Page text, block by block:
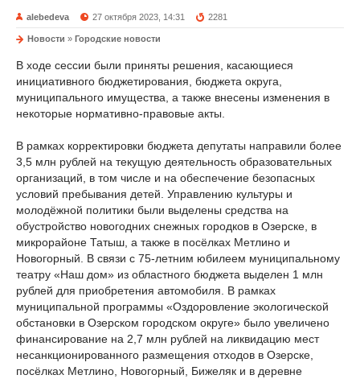
alebedeva 27 октября 2023, 14:31 2281
Новости » Городские новости
В ходе сессии были приняты решения, касающиеся
инициативного бюджетирования, бюджета округа,
муниципального имущества, а также внесены изменения в
некоторые нормативно-правовые акты.
В рамках корректировки бюджета депутаты направили более
3,5 млн рублей на текущую деятельность образовательных
организаций, в том числе и на обеспечение безопасных
условий пребывания детей. Управлению культуры и
молодёжной политики были выделены средства на
обустройство новогодних снежных городков в Озерске, в
микрорайоне Татыш, а также в посёлках Метлино и
Новогорный. В связи с 75-летним юбилеем муниципальному
театру «Наш дом» из областного бюджета выделен 1 млн
рублей для приобретения автомобиля. В рамках
муниципальной программы «Оздоровление экологической
обстановки в Озерском городском округе» было увеличено
финансирование на 2,7 млн рублей на ликвидацию мест
несанкционированного размещения отходов в Озерске,
посёлках Метлино, Новогорный, Бижеляк и в деревне